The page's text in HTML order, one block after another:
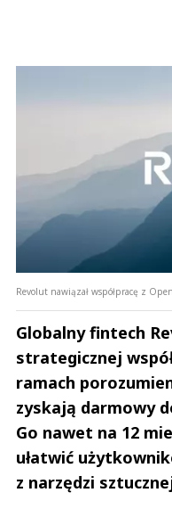
Revolut nawiązał współpracę z
Globalny fintech
strategicznej
ramach
zyskają darmowy
Go nawet na 12
ułatwić
z narzędzi